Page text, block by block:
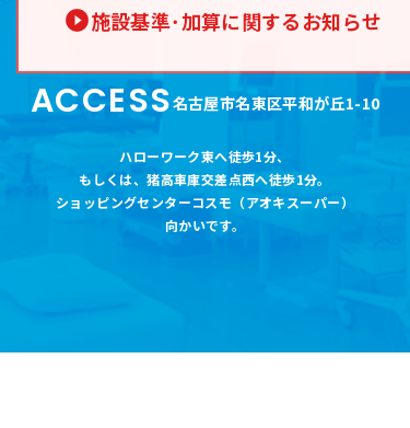
施設基準･加算に関するお知らせ
ACCESS名古屋市名東区平和が丘1-10
ハローワーク東へ徒歩1分、
もしくは、猪高車庫交差点西へ徒歩1分。
ショッピングセンターコスモ（アオキスーパー）
向かいです。